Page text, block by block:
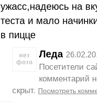
ужасс,надеюсь на
теста и мало
в пицце
Леда
Посетители
комментарий
скрыт. Посмотреть